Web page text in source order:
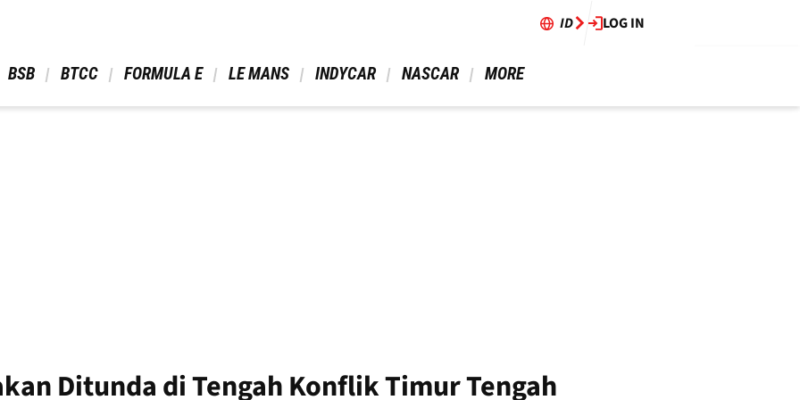
ID LOG IN
BSB BTCC FORMULA E LE MANS INDYCAR NASCAR MORE
Ditunda di Tengah Konflik Timur Tengah